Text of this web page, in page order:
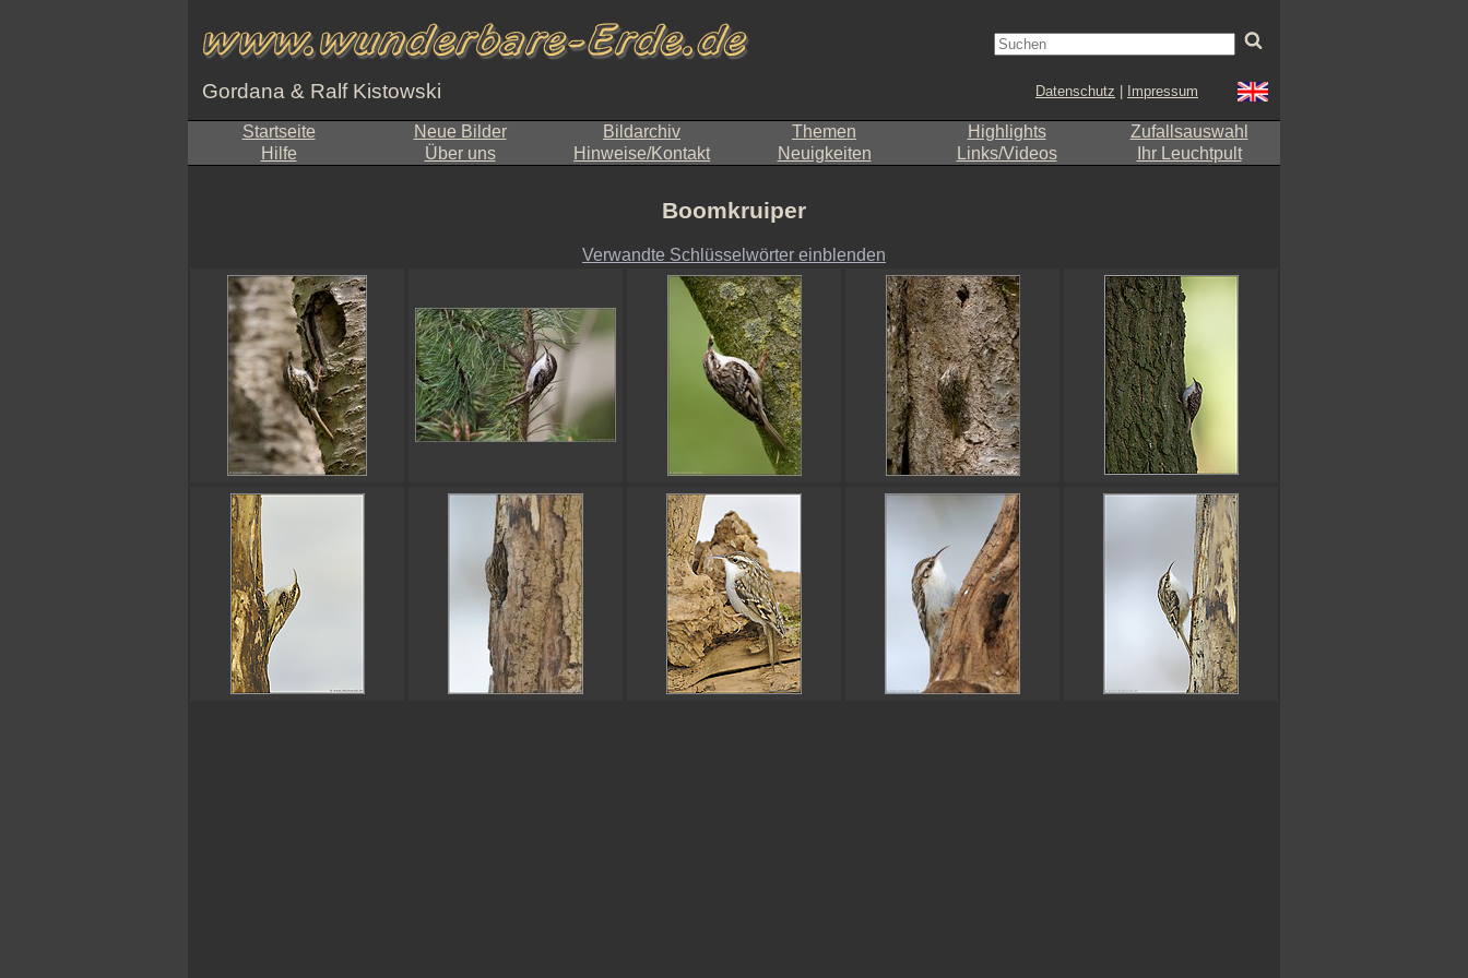
Gordana & Ralf Kistowski Datenschutz Impressum
Startseite Neue Bilder Bildarchiv Themen Highlights
Zufallsauswahl
Hilfe
Über uns Hinweise/Kontakt Neuigkeiten Links/Videos Ihr Leuchtpult
Boomkruiper
Verwandte Schlüsselwörter einblenden